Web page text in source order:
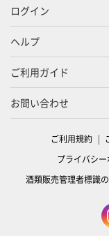
ログイン
ヘルプ
ご利用ガイド
お問い合わせ
ご利用規約
プライバシ
酒類販売管理者標識